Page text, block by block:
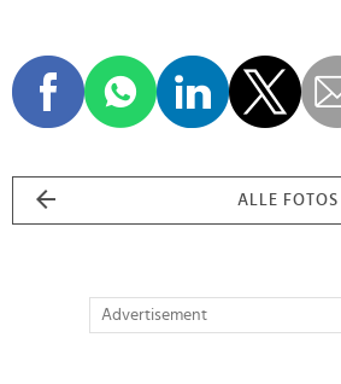
ALLE FOTOS
Advertisement